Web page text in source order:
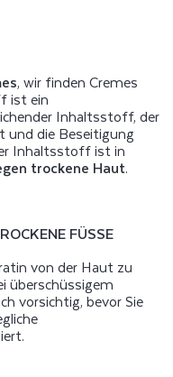
, wir finden Cremes
ist ein
Inhaltsstoff, der
die Beseitigung
Inhaltsstoff ist in
trockene Haut.
FÜSSE
von der Haut zu
überschüssigem
vorsichtig, bevor Sie